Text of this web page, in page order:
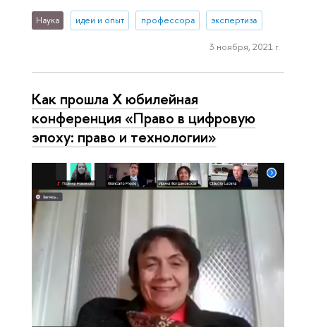
Наука идеи и опыт профессора экспертиза
3 ноября, 2021 г.
Как прошла X юбилейная
конференция «Право в цифровую
эпоху: право и технологии»